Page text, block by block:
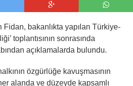
Fidan, bakanlıkta yapılan Türkiye-
toplantısının sonrasında
açıklamalarda bulundu.
özgürlüğe kavuşmasının
alanda ve düzeyde kapsamlı